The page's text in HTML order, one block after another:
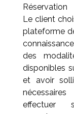
Réservation
Le client
plateforme
des
disponibles
et avoir
effectuer